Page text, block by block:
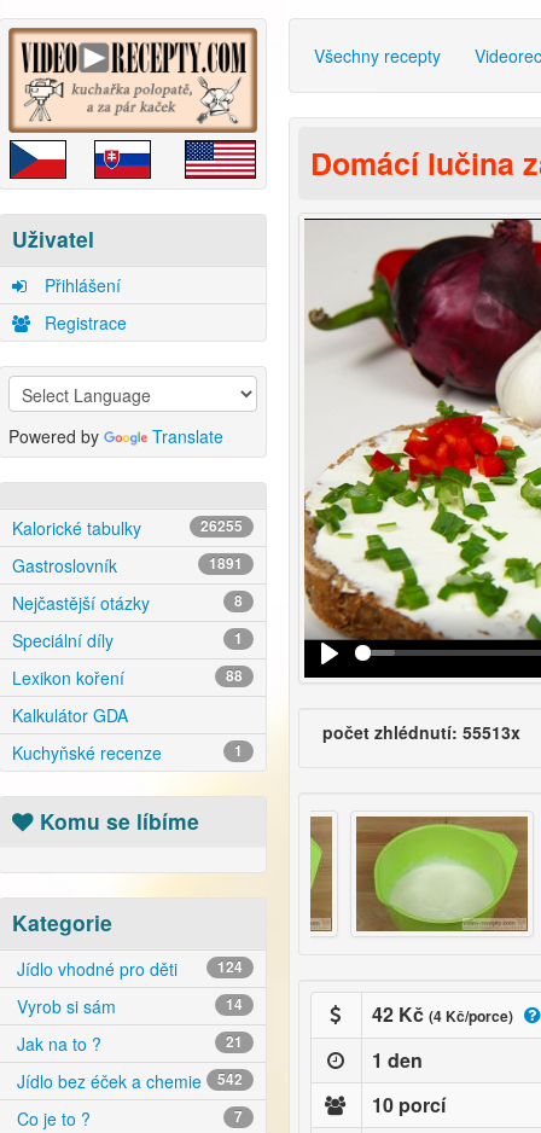
Uživatel
Přihlášení
Registrace
Powered by Translate
Kalorické tabulky 26255
Gastroslovník 1891
Nejčastější otázky 8
Speciální díly 1
Lexikon koření 88
Kalkulátor GDA
Kuchyňské recenze
1
Komu se líbíme
Kategorie
Jídlo vhodné pro děti 124
Vyrob si sám 14
Jak na to ? 21
Jídlo bez éček a chemie 542
Co je to ? 7
Všechny recepty
Domácí lučina
počet zhlédnutí: 55513x
42 Kč (4 Kč/porce)
1 den
10 porcí